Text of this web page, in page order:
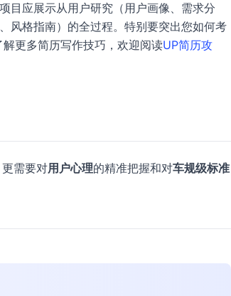
目应展示从用户研究（用户画像、需求分
风格指南）的全过程。特别要突出您如何考
更多简历写作技巧，欢迎阅读UP简历攻
需要对用户心理的精准把握和对车规级标准